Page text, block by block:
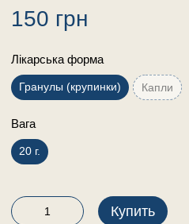
150 грн
Лікарська форма
Гранулы (крупинки) Капли
Вага
20 г.
Купить